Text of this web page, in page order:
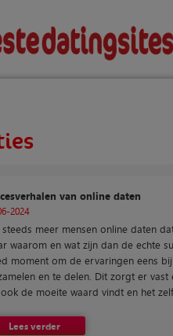
van online daten
2024
steeds meer mensen online daten
waarom en wat zijn dan de echte
moment om de ervaringen eens
en te delen. Dit zorgt er
de moeite waard vindt en het
Lees verder